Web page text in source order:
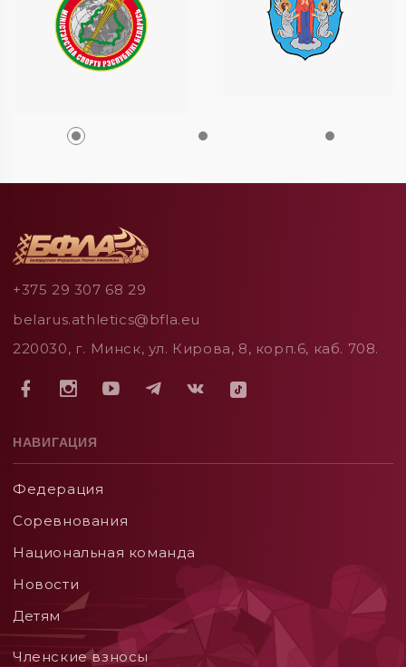
+375 29 307 68 29
belarus.athletics@bfla.eu
220030, г. Минск, ул. Кирова, 8, корп.6, каб. 708.
НАВИГАЦИЯ
Федерация
Соревнования
Национальная команда
Новости
Детям
Членские взносы